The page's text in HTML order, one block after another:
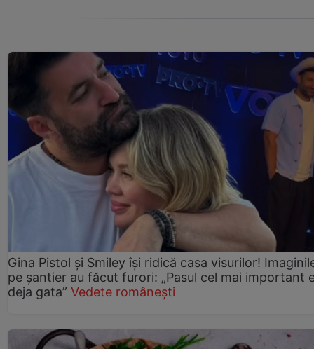
Gina Pistol și Smiley își ridică casa visurilor!
pe șantier au făcut furori: „Pasul cel mai important
deja gata” Vedete românești